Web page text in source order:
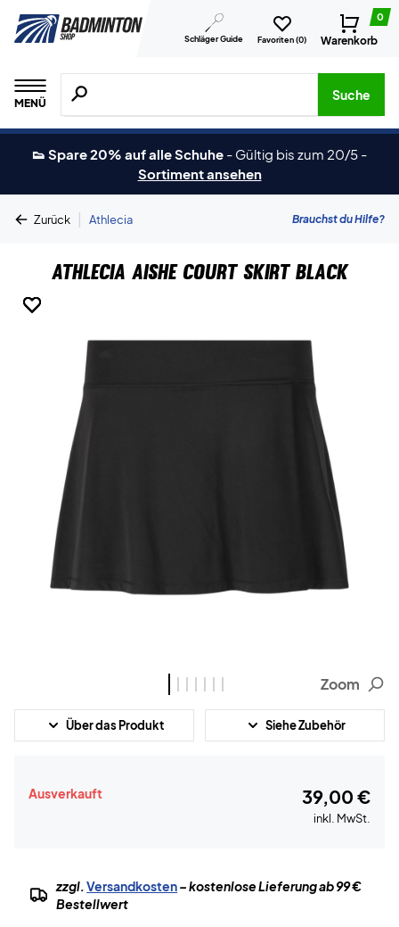
Schläger Guide Favoriten (0)
0
Warenkorb
MENÜ
Suche nach Produkten, Marken usw.
Suche
👟 Spare 20% auf alle Schuhe - Gültig bis zum 20/5 -
Sortiment ansehen
Zurück | Athlecia Brauchst du Hilfe?
Athlecia Aishe Court Skirt Black
Zoom
Über das Produkt Siehe Zubehör
Ausverkauft 39,00 €
inkl. MwSt.
zzgl.Versandkosten– kostenlose Lieferung ab 99 €
Bestellwert